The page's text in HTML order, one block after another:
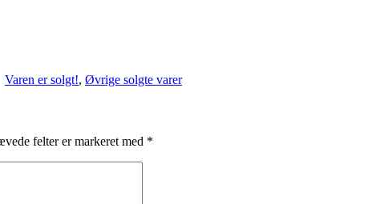
Varen er solgt!, Øvrige solgte varer
felter er markeret med *